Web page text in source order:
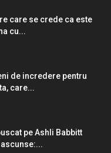
care se crede ca este
cu...
de incredere pentru
care...
pe Ashli ​​Babbitt